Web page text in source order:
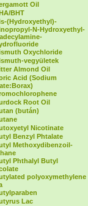
Oil
BHT
(Hydroxyethyl)-
N-Hydroxyethyl-
Oxychloride
vegyületek
Almond Oil
Acid (Sodium
Root Oil
(bután)
Nicotinate
Benzyl Phtalate
Methoxydibenzoil-
Phthalyl Butyl
polyoxymethylene
Lac